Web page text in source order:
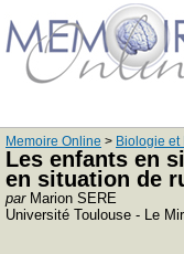
Memoire Online > Biologie et
Les enfants en
en situation de
parMarion SERE
Université Toulouse - Le